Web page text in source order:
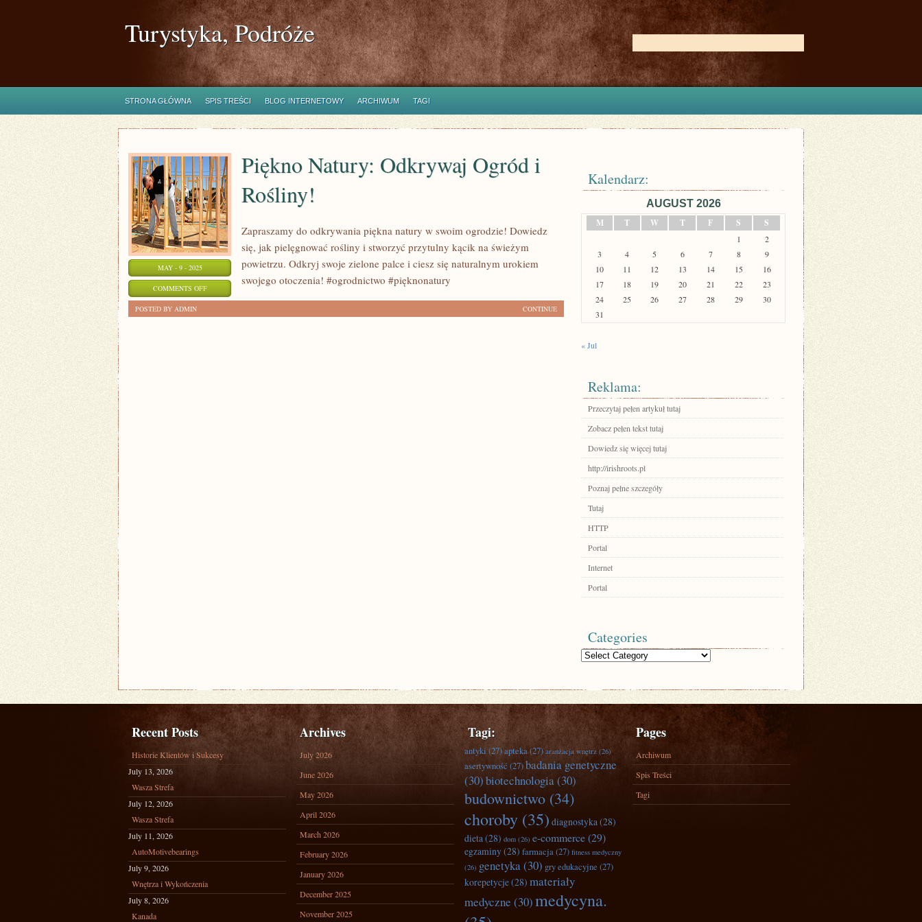
Turystyka, Podróże
STRONA GŁÓWNA SPIS TREŚCI BLOG INTERNETOWY ARCHIWUM TAGI
MAY - 9 - 2025
COMMENTS OFFON
Piękno Natury: Odkrywaj Ogród i
Rośliny!
Zapraszamy do odkrywania piękna natury w swoim ogrodzie! Dowiedz
się, jak pielęgnować rośliny i stworzyć przytulny kącik na świeżym
powietrzu. Odkryj swoje zielone palce i ciesz się naturalnym urokiem
swojego otoczenia! #ogrodnictwo #pięknonatury
CONTINUE
POSTED BY ADMIN
Kalendarz:
AUGUST 2026
M
T W T F S S
1
2
3
4 5 6 7 8
9
10
11 12 13 14 15
16
17
18 19 20 21 22
23
24
25 26 27 28 29
30
31
« Jul
Reklama:
Przeczytaj pełen artykuł tutaj
Zobacz pełen tekst tutaj
Dowiedz się więcej tutaj
http://irishroots.pl
Poznaj pełne szczegóły
Tutaj
HTTP
Portal
Internet
Portal
Categories
Categories
Recent Posts
Historie Klientów i Sukcesy
July 13, 2026
Wasza Strefa
July 12, 2026
Wasza Strefa
July 11, 2026
AutoMotivebearings
July 9, 2026
Wnętrza i Wykończenia
July 8, 2026
Kanada
Archives
July 2026
June 2026
May 2026
April 2026
March 2026
February 2026
January 2026
December 2025
November 2025
Tagi:
antyki(27)apteka(27) aranżacja wnętrz (26)
asertywność (27)badania genetyczne
(30)biotechnologia(30)
budownictwo (34)
choroby (35) diagnostyka(28)
dieta(28) dom (26) e-commerce(29)
egzaminy(28) farmacja(27) fitness medyczny
(26) genetyka(30) gry edukacyjne (27)
korepetycje(28) materiały
medyczne (30)medycyna.
Pages
Archiwum
Spis Treści
Tagi